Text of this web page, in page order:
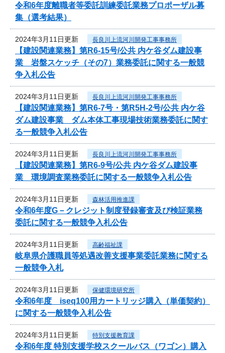
令和6年度離職者等委託訓練委託業務プロポーザル募
集（選考結果）
2024年3月11日更新 長良川上流河川開発工事事務所
【建設関連業務】第R6-15号/公共 内ケ谷ダム建設事
業 岩盤スケッチ（その7）業務委託に関する一般競
争入札公告
2024年3月11日更新 長良川上流河川開発工事事務所
【建設関連業務】第R6-7号・第R5H-2号/公共 内ケ谷
ダム建設事業 ダム本体工事現場技術業務委託に関す
る一般競争入札公告
2024年3月11日更新 長良川上流河川開発工事事務所
【建設関連業務】第R6-9号/公共 内ケ谷ダム建設事
業 環境調査業務委託に関する一般競争入札公告
2024年3月11日更新 森林活用推進課
令和6年度G－クレジット制度登録審査及び検証業務
委託に関する一般競争入札公告
2024年3月11日更新 高齢福祉課
岐阜県介護職員等処遇改善支援事業委託業務に関する
一般競争入札
2024年3月11日更新 保健環境研究所
令和6年度 iseq100用カートリッジ購入（単価契約）
に関する一般競争入札公告
2024年3月11日更新 特別支援教育課
令和6年度 特別支援学校スクールバス（ワゴン）購入